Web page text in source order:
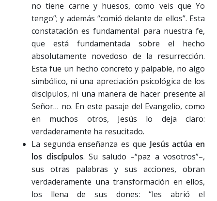
no tiene carne y huesos, como veis que Yo
tengo”; y además “comió delante de ellos”. Esta
constatación es fundamental para nuestra fe,
que está fundamentada sobre el hecho
absolutamente novedoso de la resurrección.
Esta fue un hecho concreto y palpable, no algo
simbólico, ni una apreciación psicológica de los
discípulos, ni una manera de hacer presente al
Señor… no. En este pasaje del Evangelio, como
en muchos otros, Jesús lo deja claro:
verdaderamente ha resucitado.
La segunda enseñanza es que Jesús actúa en
los discípulos. Su saludo –“paz a vosotros”–,
sus otras palabras y sus acciones, obran
verdaderamente una transformación en ellos,
los llena de sus dones: “les abrió el